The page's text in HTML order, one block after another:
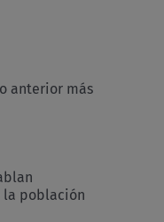
anterior más
la población